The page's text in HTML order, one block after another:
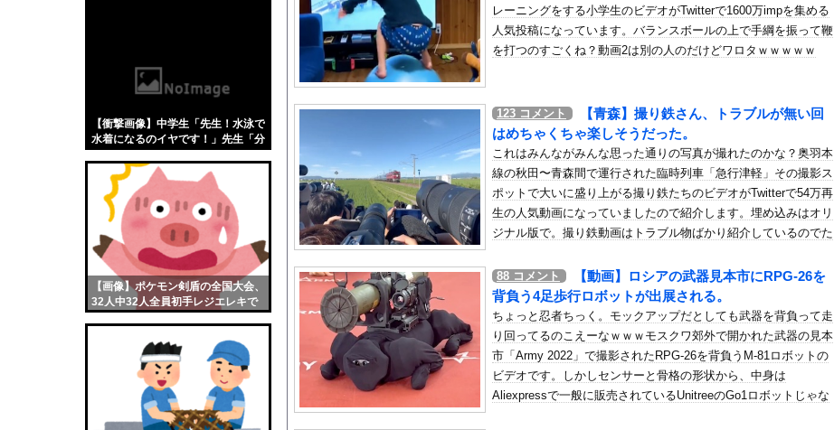
【衝撃画像】中学生「先生！水泳で
水着になるのイヤです！」先生「分
ってしまうw w w w w w w
【画像】ポケモン剣盾の全国大会、
32人中32人全員初手レジエレキで
幕末のスピード感は異常他
白黒のコマになぜ色が見えるのか 200年の謎をAIが解明！
トラウデン直美キャスター うっすらと谷間の裾野！！【GIF動画あり】
【日向坂46】まさかの楽曲も披露！『三期生LIVE』愛知公演のレポがこちら
【徹底議論】近代日本史で最も取り返しのつかなかった失敗って何？
税務署員1億円超脱税疑い 詐取金で競艇か、国税当局
【画像】漫画読んでて「生々しいな･･･」と思った描写ｗｗｗｗ
美人工学研究者さん、ぽっちゃりボディが限界突破してしまう
外国人「使い捨てだ」FIFA会長、辞任危機でトランプ政権に泣き付くも無視されて海外失...
村上宗隆OPS.895 鈴木誠也OPS.840 岡本和真OPS.742 吉田正尚O...
コメ高値掴みの損切り加速ｗｗｗｗｗｗｗｗｗ
【画像】おまえらくんの机がこの女の子の椅子にされてたらｗｗｗ
【画像】この女優さん、可愛すぎる
【朗報】齋藤飛鳥、前屈みで完全に見えてる動画が拡散されてしまう…
【画像】おまえらこういう地雷系の女子高生って好きじゃないの？
海外「日本よ、お前がナンバーワンだ」 熊本地震直後の日本の対応のスピードに世界が衝撃
勇気を出して白人美女にチン凸したアジア人短小男
レーニングをする小学生のビデオがTwitterで1600万impを集める
人気投稿になっています。バランスボールの上で手綱を振って鞭
を打つのすごくね？動画2は別の人のだけどワロタｗｗｗｗｗ
123 コメント
【青森】撮り鉄さん、トラブルが無い回
はめちゃくちゃ楽しそうだった。
これはみんながみんな思った通りの写真が撮れたのかな？奥羽本
線の秋田〜青森間で運行された臨時列車「急行津軽」その撮影ス
ポットで大いに盛り上がる撮り鉄たちのビデオがTwitterで54万再
生の人気動画になっていましたので紹介します。埋め込みはオリ
ジナル版で。撮り鉄動画はトラブル物ばかり紹介しているのでた
88 コメント
【動画】ロシアの武器見本市にRPG-26を
背負う4足歩行ロボットが出展される。
ちょっと忍者ちっく。モックアップだとしても武器を背負って走
り回ってるのこえーなｗｗｗモスクワ郊外で開かれた武器の見本
市「Army 2022」で撮影されたRPG-26を背負うM-81ロボットの
ビデオです。しかしセンサーと骨格の形状から、中身は
Aliexpressで一般に販売されているUnitreeのGo1ロボットじゃな